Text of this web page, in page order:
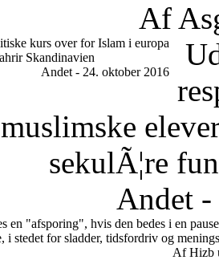
Af
kurs over for Islam i europa
Skandinavien
Andet - 24. oktober 2016
sekulÃ¦re
Andet
en "afsporing", hvis den bedes i en
i stedet for sladder, tidsfordriv og
Af Hizb